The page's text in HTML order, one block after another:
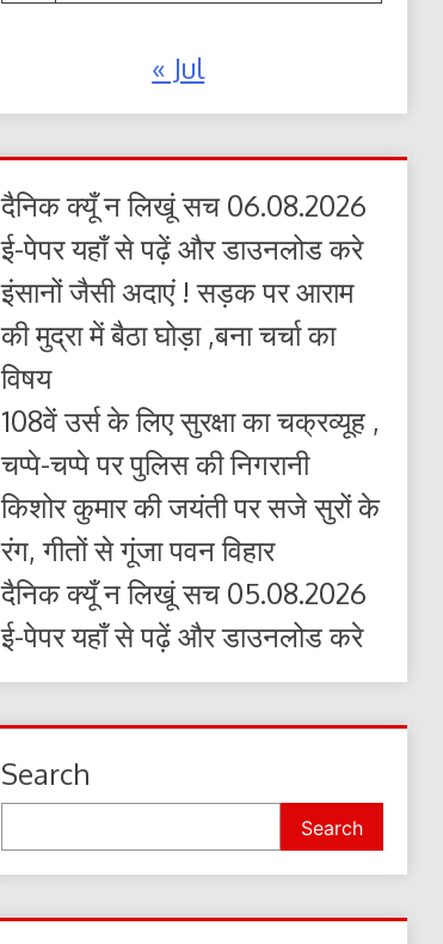
« Jul
दैनिक क्यूँ न लिखूं सच 06.08.2026
ई-पेपर यहाँ से पढ़ें और डाउनलोड करे
इंसानों जैसी अदाएं ! सड़क पर आराम
की मुद्रा में बैठा घोड़ा ,बना चर्चा का
विषय
108वें उर्स के लिए सुरक्षा का चक्रव्यूह ,
चप्पे-चप्पे पर पुलिस की निगरानी
किशोर कुमार की जयंती पर सजे सुरों के
रंग, गीतों से गूंजा पवन विहार
दैनिक क्यूँ न लिखूं सच 05.08.2026
ई-पेपर यहाँ से पढ़ें और डाउनलोड करे
Search
Search